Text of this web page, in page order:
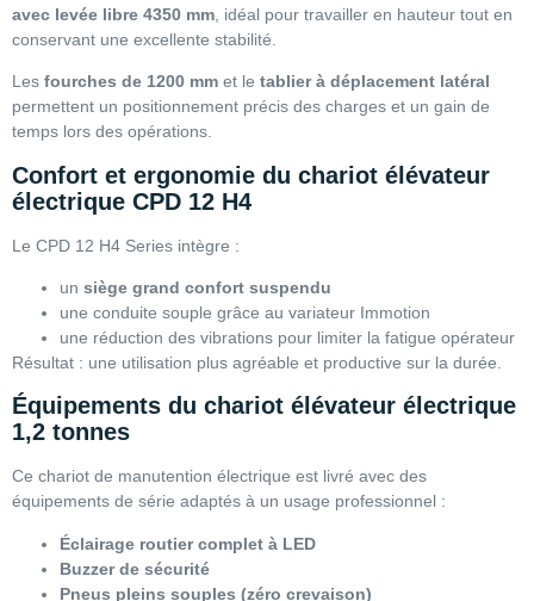
avec levée libre 4350 mm , idéal pour travailler en hauteur tout en
conservant une excellente stabilité.
Les fourches de 1200 mm et le tablier à déplacement latéral
permettent un positionnement précis des charges et un gain de
temps lors des opérations.
Confort et ergonomie du chariot élévateur
électrique CPD 12 H4
Le CPD 12 H4 Series intègre :
un siège grand confort suspendu
une conduite souple grâce au variateur Immotion
une réduction des vibrations pour limiter la fatigue opérateur
Résultat : une utilisation plus agréable et productive sur la durée.
Équipements du chariot élévateur électrique
1,2 tonnes
Ce chariot de manutention électrique est livré avec des
équipements de série adaptés à un usage professionnel :
Éclairage routier complet à LED
Buzzer de sécurité
Pneus pleins souples (zéro crevaison)